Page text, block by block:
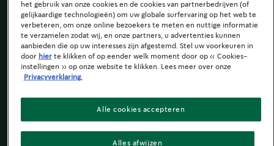
Starbucks®by
Nespresso®
het gebruik van onze cookies en de cookies van partnerbedrijven (of
gelijkaardige technologieën) om uw globale surfervaring op het web te
verbeteren, om onze online bezoekers te meten en nuttige informatie
te verzamelen zodat wij, en onze partners, u advertenties kunnen
aanbieden die op uw interesses zijn afgestemd. Stel uw voorkeuren in
door hierte klikken of op eender welk moment door op « Cookies-
instellingen » op onze website te klikken. Lees meer over onze
Privacyverklaring.
Alles afwijzen
Alle cookies accepteren